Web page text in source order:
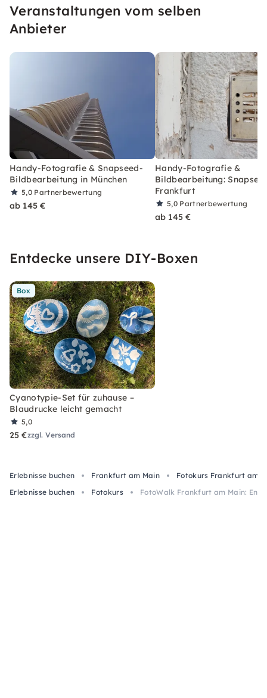
Veranstaltungen vom selben
Anbieter
Handy-Fotografie & Snapseed-
Bildbearbeitung in München
5,0 Partnerbewertung
ab 145 €
Handy-Fotografie &
Bildbearbeitung:
Frankfurt
5,0 Partnerbewertung
ab 145 €
Entdecke unsere DIY-Boxen
Box
Cyanotypie-Set für zuhause –
Blaudrucke leicht gemacht
5,0
25 €zzgl. Versand
Erlebnisse buchen Frankfurt am Main
Fotokurs Frankfurt am
Erlebnisse buchen
Fotokurs FotoWalk Frankfurt am Main: